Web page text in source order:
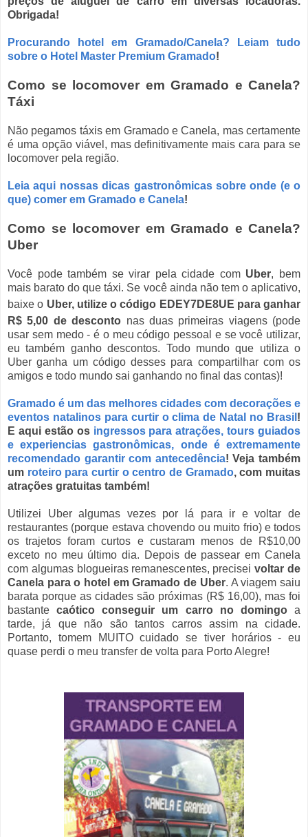
Obrigada!
Procurando hotel em Gramado/Canela? Leiam tudo
sobre o Hotel Master Premium Gramado!
Como se locomover em Gramado e Canela?
Táxi
Não pegamos táxis em Gramado e Canela, mas certamente
é uma opção viável, mas definitivamente mais cara para se
locomover pela região.
Leia aqui nossas dicas gastronômicas sobre onde (e o
que) comer em Gramado e Canela!
Como se locomover em Gramado e Canela?
Uber
Você pode também se virar pela cidade com Uber, bem
mais barato do que táxi. Se você ainda não tem o aplicativo,
baixe o Uber, utilize o código EDEY7DE8UE para ganhar
R$ 5,00 de desconto nas duas primeiras viagens (pode
usar sem medo - é o meu código pessoal e se você utilizar,
eu também ganho descontos. Todo mundo que utiliza o
Uber ganha um código desses para compartilhar com os
amigos e todo mundo sai ganhando no final das contas)!
Gramado é um das melhores cidades com decorações e
eventos natalinos para curtir o clima de Natal no Brasil !
E aqui estão os ingressos para atrações, tours guiados
e experiencias gastronômicas, onde é extremamente
recomendado garantir com antecedência! Veja também
um roteiro para curtir o centro de Gramado, com muitas
atrações gratuitas também!
Utilizei Uber algumas vezes por lá para ir e voltar de
restaurantes (porque estava chovendo ou muito frio) e todos
os trajetos foram curtos e custaram menos de R$10,00
exceto no meu último dia. Depois de passear em Canela
com algumas blogueiras remanescentes, preciseivoltar de
Canela para o hotel em Gramado de Uber. A viagem saiu
barata porque as cidades são próximas (R$ 16,00), mas foi
bastantecaótico conseguir um carro no domingoa
tarde, já que não são tantos carros assim na cidade.
Portanto, tomem MUITO cuidado se tiver horários - eu
quase perdi o meu transfer de volta para Porto Alegre!